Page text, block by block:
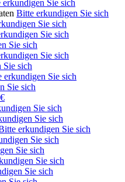
erkundigen Sie sich
Bitte erkundigen Sie sich
Sie sich
Sie sich
Sie sich
Sie sich
Sie sich
erkundigen Sie sich
Sie sich
Sie sich
Sie sich
erkundigen Sie sich
Sie sich
Sie sich
Sie sich
Sie sich